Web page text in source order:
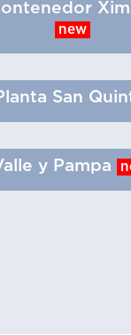
new
San
y Pampa